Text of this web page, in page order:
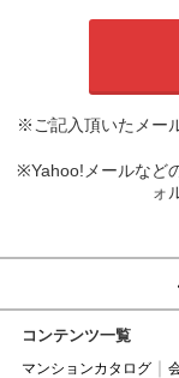
※ご記入頂いたメー
※Yahoo!メールなど
ォ
コンテンツ一覧
マンションカタログ